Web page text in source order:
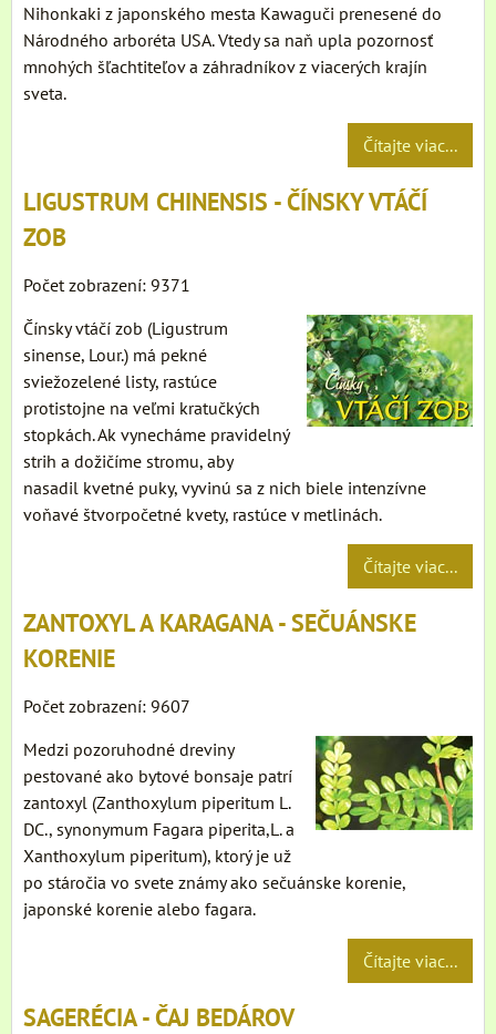
Nihonkaki z japonského mesta Kawaguči prenesené do
Národného arboréta USA. Vtedy sa naň upla pozornosť
mnohých šľachtiteľov a záhradníkov z viacerých krajín
sveta.
Čítajte viac...
LIGUSTRUM CHINENSIS - ČÍNSKY VTÁČÍ
ZOB
Počet zobrazení: 9371
Čínsky vtáčí zob (Ligustrum
sinense, Lour.) má pekné
sviežozelené listy, rastúce
protistojne na veľmi kratučkých
stopkách. Ak vynecháme pravidelný
strih a dožičíme stromu, aby
nasadil kvetné puky, vyvinú sa z nich biele intenzívne
voňavé štvorpočetné kvety, rastúce v metlinách.
Čítajte viac...
ZANTOXYL A KARAGANA - SEČUÁNSKE
KORENIE
Počet zobrazení: 9607
Medzi pozoruhodné dreviny
pestované ako bytové bonsaje patrí
zantoxyl (Zanthoxylum piperitum L.
DC., synonymum Fagara piperita,L. a
Xanthoxylum piperitum), ktorý je už
po stáročia vo svete známy ako sečuánske korenie,
japonské korenie alebo fagara.
Čítajte viac...
SAGERÉCIA - ČAJ BEDÁROV